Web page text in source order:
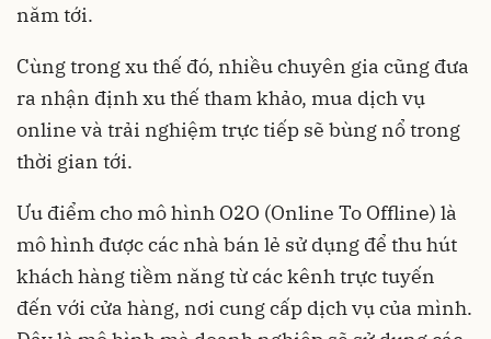
năm tới.
Cùng trong xu thế đó, nhiều chuyên gia cũng đưa
ra nhận định xu thế tham khảo, mua dịch vụ
online và trải nghiệm trực tiếp sẽ bùng nổ trong
thời gian tới.
Ưu điểm cho mô hình O2O (Online To Offline) là
mô hình được các nhà bán lẻ sử dụng để thu hút
khách hàng tiềm năng từ các kênh trực tuyến
đến với cửa hàng, nơi cung cấp dịch vụ của mình.